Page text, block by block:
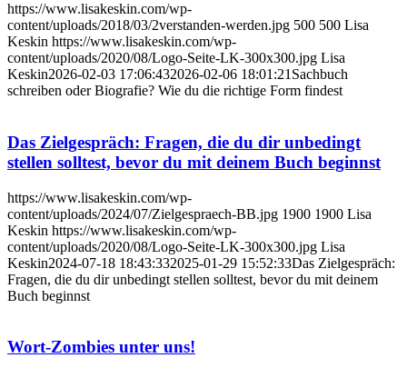
https://www.lisakeskin.com/wp-
content/uploads/2018/03/2verstanden-werden.jpg 500 500 Lisa
Keskin https://www.lisakeskin.com/wp-
content/uploads/2020/08/Logo-Seite-LK-300x300.jpg Lisa
Keskin2026-02-03 17:06:432026-02-06 18:01:21 Sachbuch
schreiben oder Biografie? Wie du die richtige Form findest
Das Zielgespräch: Fragen, die du dir unbedingt
stellen solltest, bevor du mit deinem Buch beginnst
https://www.lisakeskin.com/wp-
content/uploads/2024/07/Zielgespraech-BB.jpg 1900 1900 Lisa
Keskin https://www.lisakeskin.com/wp-
content/uploads/2020/08/Logo-Seite-LK-300x300.jpg Lisa
Keskin2024-07-18 18:43:332025-01-29 15:52:33Das Zielgespräch:
Fragen, die du dir unbedingt stellen solltest, bevor du mit deinem
Buch beginnst
Wort-Zombies unter uns!